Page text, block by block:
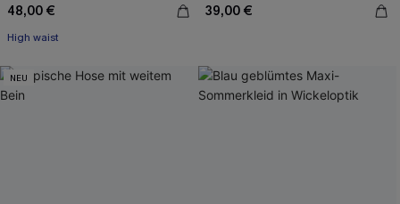
48,00 €
High waist
39,00 €
NEU